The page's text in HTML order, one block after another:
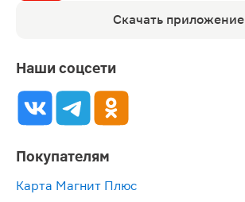
Скачать приложение
Наши соцсети
Покупателям
Карта Магнит Плюс